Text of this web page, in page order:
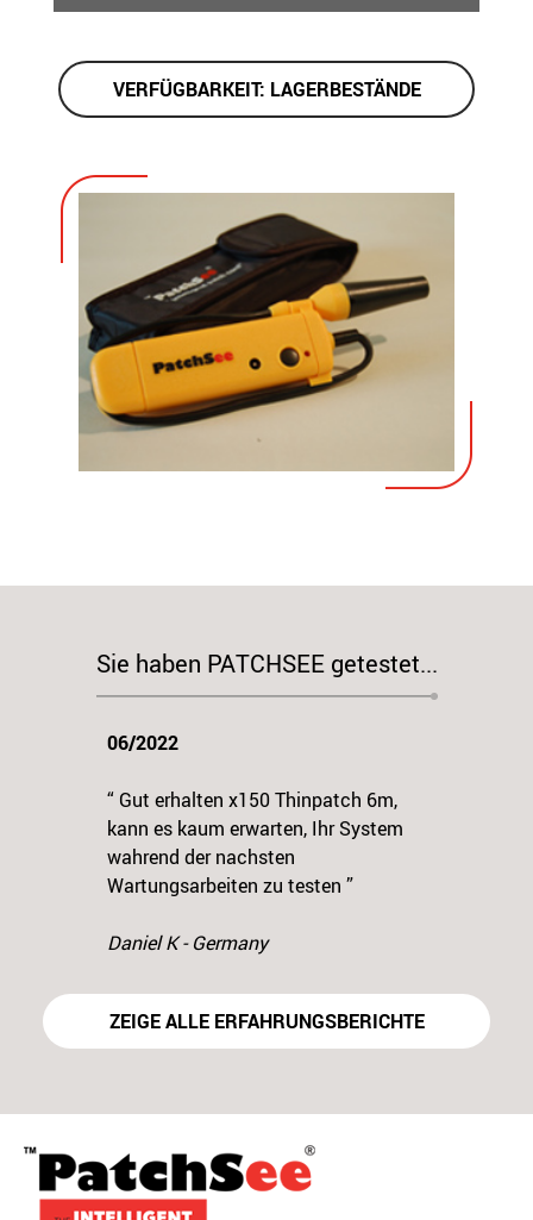
VERFÜGBARKEIT: LAGERBESTÄNDE
Sie haben PATCHSEE getestet...
erhalten x150 Thinpatch 6m,
kaum erwarten, Ihr System
der nachsten
zu testen ”
K - Germany
“ Mein Wallpatch-Demo-Kit
angekommen, eine sehr
Idee, aber Sie mussten
nachdenken! ”
Previous
ZEIGE ALLE ERFAHRUNGSBERICHTE